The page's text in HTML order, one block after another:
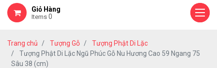
Giỏ Hàng
Items 0
Trang chủ Tượng Gỗ
Tượng Phật Di Lặc
Tượng Phật Di Lặc Ngũ Phúc Gỗ Nu Hương Cao 59 Ngang 75
Sâu 38 (cm)